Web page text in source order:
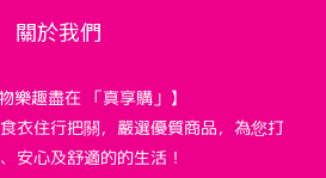
關於我們
樂趣盡在 「真享購」】
衣住行把關，嚴選優質商品，為您打
安心及舒適的的生活！